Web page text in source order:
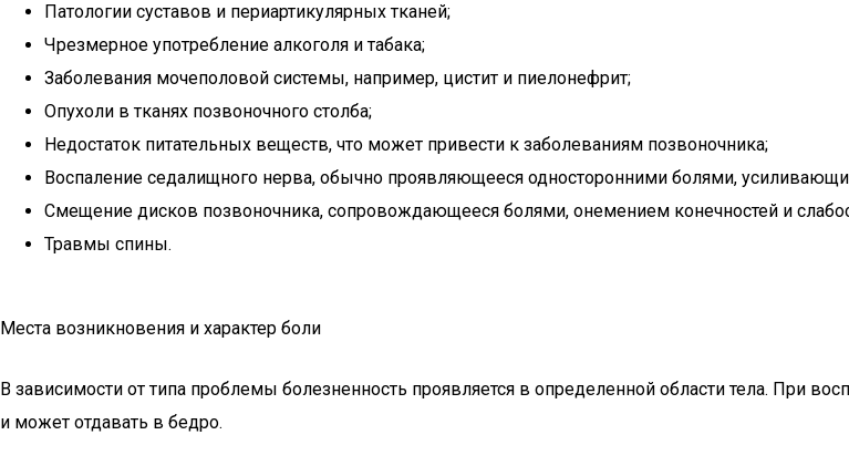
Патологии суставов и периартикулярных тканей;
Чрезмерное употребление алкоголя и табака;
Заболевания мочеполовой системы, например, цистит и пиелонефрит;
Опухоли в тканях позвоночного столба;
Недостаток питательных веществ, что может привести к заболеваниям позвоночника;
Воспаление седалищного нерва, обычно проявляющееся односторонними болями,
Смещение дисков позвоночника, сопровождающееся болями, онемением конечностей и
Травмы спины.
Места возникновения и характер боли
В зависимости от типа проблемы болезненность проявляется в определенной области тела. При
и может отдавать в бедро.